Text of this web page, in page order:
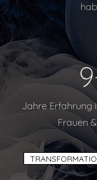
Jahre Erfahrung
Frauen